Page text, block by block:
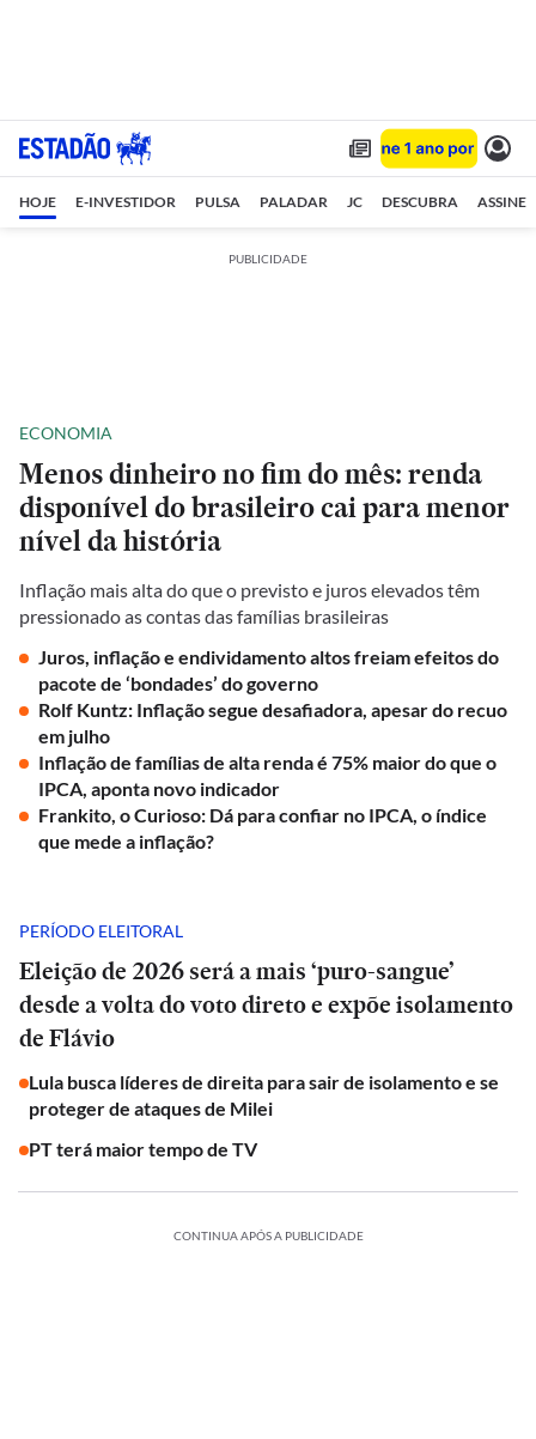
HOJE E-INVESTIDOR PULSA PALADAR JC DESCUBRA ASSINE
PUBLICIDADE
ECONOMIA
Menos dinheiro no fim do mês: renda
disponível do brasileiro cai para menor
nível da história
Inflação mais alta do que o previsto e juros elevados têm
pressionado as contas das famílias brasileiras
Juros, inflação e endividamento altos freiam efeitos do
pacote de ‘bondades’ do governo
Rolf Kuntz: Inflação segue desafiadora, apesar do recuo
em julho
Inflação de famílias de alta renda é 75% maior do que o
IPCA, aponta novo indicador
Frankito, o Curioso: Dá para confiar no IPCA, o índice
que mede a inflação?
PERÍODO ELEITORAL
Eleição de 2026 será a mais ‘puro-sangue’
desde a volta do voto direto e expõe isolamento
de Flávio
Lula busca líderes de direita para sair de isolamento e se
proteger de ataques de Milei
PT terá maior tempo de TV
CONTINUA APÓS A PUBLICIDADE